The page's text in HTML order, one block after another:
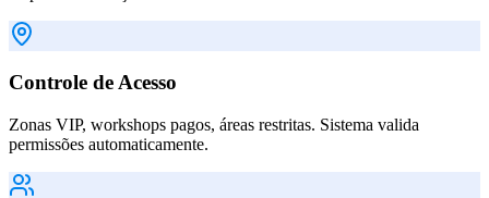
Controle de Acesso
Zonas VIP, workshops pagos, áreas restritas. Sistema valida
permissões automaticamente.